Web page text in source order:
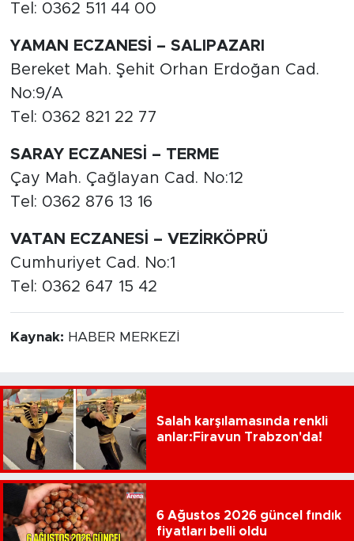
Tel: 0362 511 44 00
YAMAN ECZANESİ – SALIPAZARI
Bereket Mah. Şehit Orhan Erdoğan Cad.
No:9/A
Tel: 0362 821 22 77
SARAY ECZANESİ – TERME
Çay Mah. Çağlayan Cad. No:12
Tel: 0362 876 13 16
VATAN ECZANESİ – VEZİRKÖPRÜ
Cumhuriyet Cad. No:1
Tel: 0362 647 15 42
Kaynak: HABER MERKEZİ
Salah karşılamasında renkli
anlar:Firavun Trabzon'da!
6 Ağustos 2026 güncel fındık
fiyatları belli oldu